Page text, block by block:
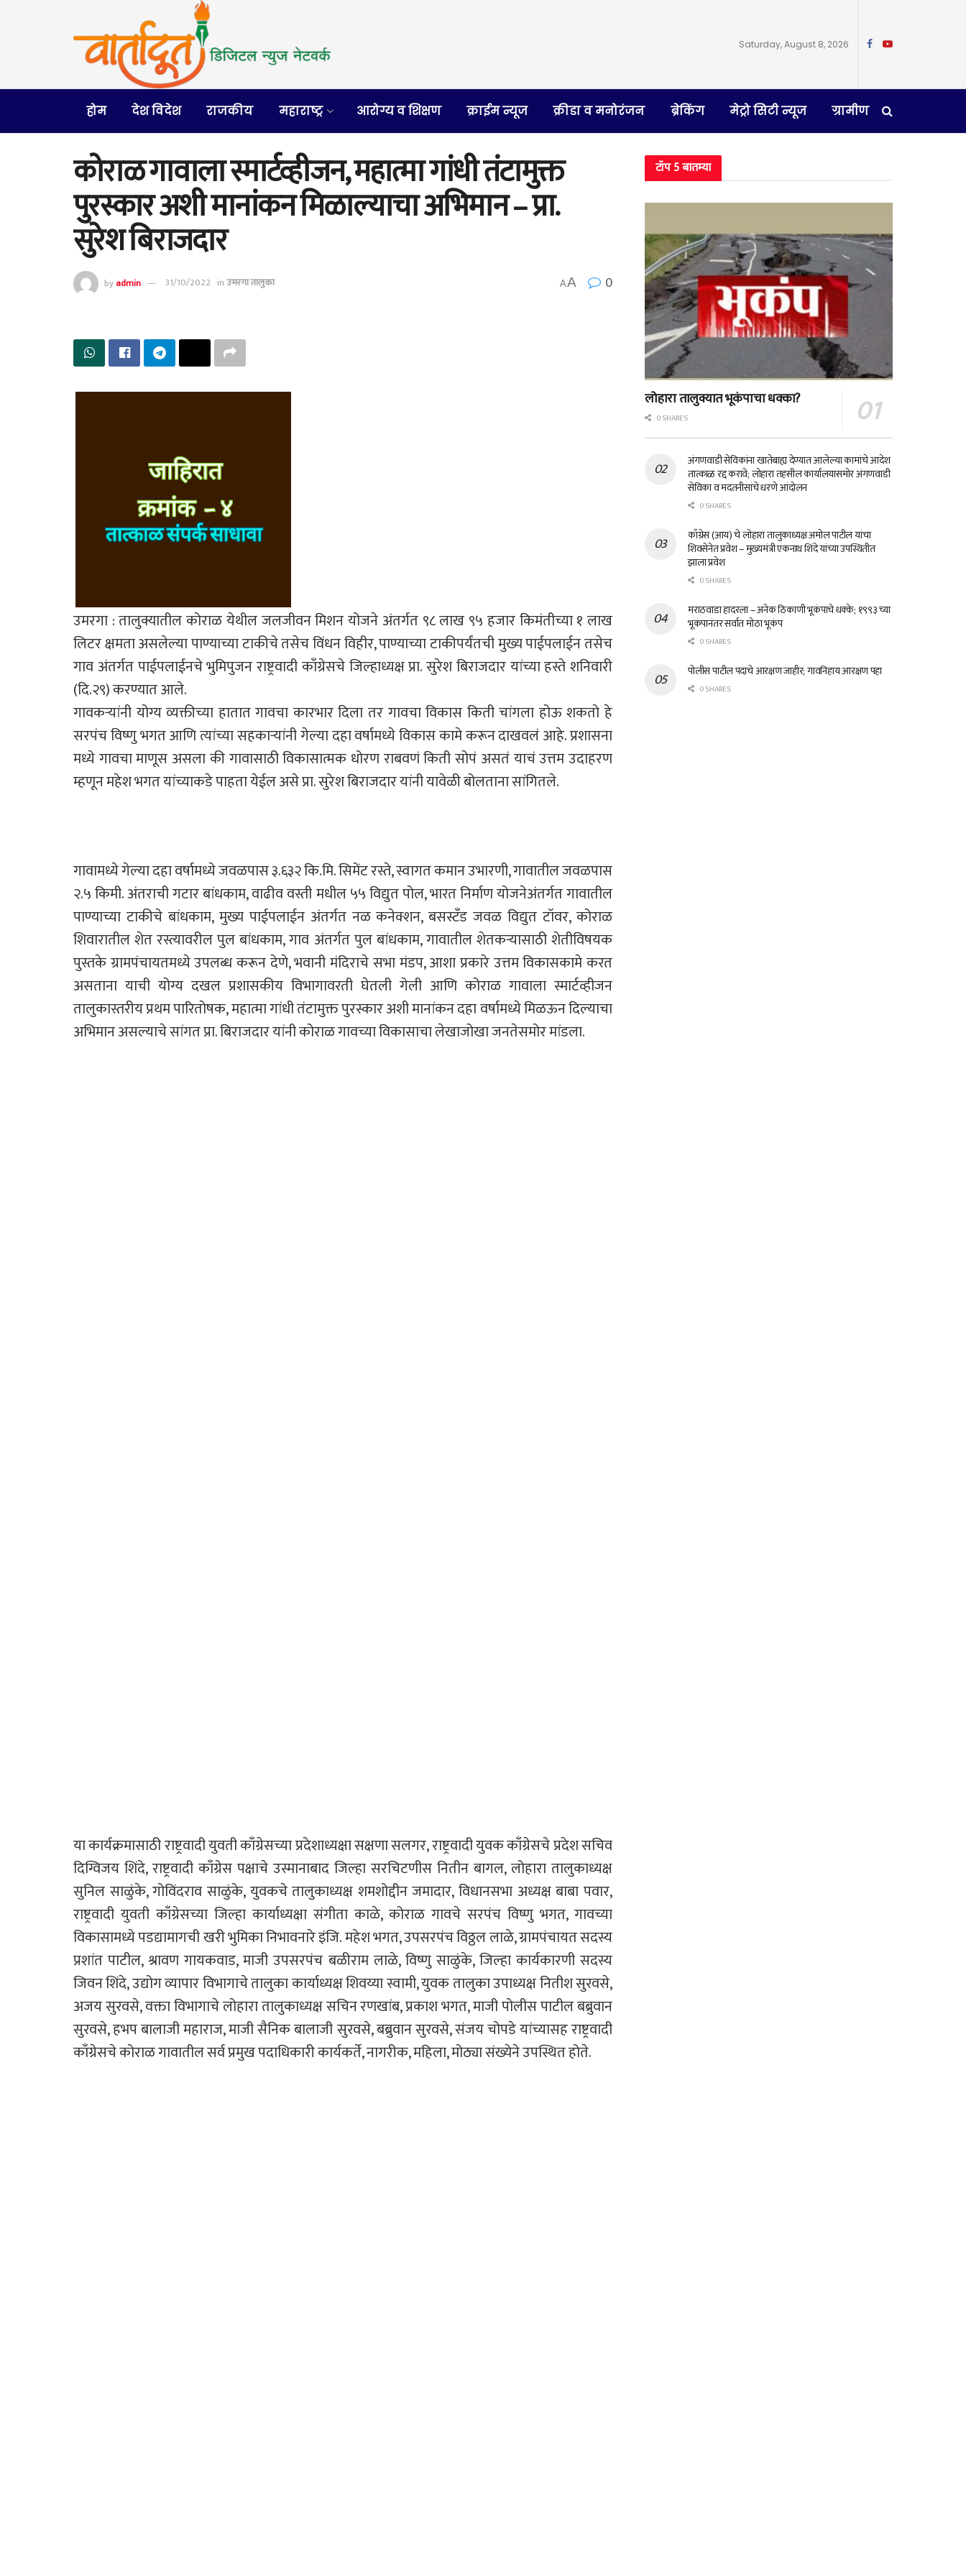
Saturday, August 8, 2026
होम देश विदेश राजकीय महाराष्ट्र आरोग्य व शिक्षण क्राईम न्यूज क्रीडा व मनोरंजन ब्रेकिंग मेट्रो सिटी न्यूज ग्रामीण
कोराळ गावाला स्मार्टव्हीजन, महात्मा गांधी तंटामुक्त
पुरस्कार अशी मानांकन मिळाल्याचा अभिमान – प्रा.
सुरेश बिराजदार
byadmin 31/10/2022 inउमरगा तालुका AA 0
उमरगा : तालुक्यातील कोराळ येथील जलजीवन मिशन योजने अंतर्गत ९८ लाख ९५ हजार किमंतीच्या १ लाख
लिटर क्षमता असलेल्या पाण्याच्या टाकीचे तसेच विंधन विहीर, पाण्याच्या टाकीपर्यंतची मुख्य पाईपलाईन तसेच
गाव अंतर्गत पाईपलाईनचे भुमिपुजन राष्ट्रवादी काँग्रेसचे जिल्हाध्यक्ष प्रा. सुरेश बिराजदार यांच्या हस्ते शनिवारी
(दि.२९) करण्यात आले.
गावकऱ्यांनी योग्य व्यक्तीच्या हातात गावचा कारभार दिला तर गावचा विकास किती चांगला होऊ शकतो हे
सरपंच विष्णु भगत आणि त्यांच्या सहकाऱ्यांनी गेल्या दहा वर्षामध्ये विकास कामे करून दाखवलं आहे. प्रशासना
मध्ये गावचा माणूस असला की गावासाठी विकासात्मक धोरण राबवणं किती सोपं असतं याचं उत्तम उदाहरण
म्हणून महेश भगत यांच्याकडे पाहता येईल असे प्रा. सुरेश बिराजदार यांनी यावेळी बोलताना सांगितले.
गावामध्ये गेल्या दहा वर्षामध्ये जवळपास ३.६३२ कि.मि. सिमेंट रस्ते, स्वागत कमान उभारणी, गावातील जवळपास
२.५ किमी. अंतराची गटार बांधकाम, वाढीव वस्ती मधील ५५ विद्युत पोल, भारत निर्माण योजनेअंतर्गत गावातील
पाण्याच्या टाकीचे बांधकाम, मुख्य पाईपलाईन अंतर्गत नळ कनेक्शन, बसस्टँड जवळ विद्युत टॉवर, कोराळ
शिवारातील शेत रस्त्यावरील पुल बांधकाम, गाव अंतर्गत पुल बांधकाम, गावातील शेतकऱ्यासाठी शेतीविषयक
पुस्तके ग्रामपंचायतमध्ये उपलब्ध करून देणे, भवानी मंदिराचे सभा मंडप, आशा प्रकारे उत्तम विकासकामे करत
असताना याची योग्य दखल प्रशासकीय विभागावरती घेतली गेली आणि कोराळ गावाला स्मार्टव्हीजन
तालुकास्तरीय प्रथम पारितोषक, महात्मा गांधी तंटामुक्त पुरस्कार अशी मानांकन दहा वर्षामध्ये मिळऊन दिल्याचा
अभिमान असल्याचे सांगत प्रा. बिराजदार यांनी कोराळ गावच्या विकासाचा लेखाजोखा जनतेसमोर मांडला.
या कार्यक्रमासाठी राष्ट्रवादी युवती काँग्रेसच्या प्रदेशाध्यक्षा सक्षणा सलगर, राष्ट्रवादी युवक काँग्रेसचे प्रदेश सचिव
दिग्विजय शिंदे, राष्ट्रवादी काँग्रेस पक्षाचे उस्मानाबाद जिल्हा सरचिटणीस नितीन बागल, लोहारा तालुकाध्यक्ष
सुनिल साळुंके, गोविंदराव साळुंके, युवकचे तालुकाध्यक्ष शमशोद्दीन जमादार, विधानसभा अध्यक्ष बाबा पवार,
राष्ट्रवादी युवती काँग्रेसच्या जिल्हा कार्याध्यक्षा संगीता काळे, कोराळ गावचे सरपंच विष्णु भगत, गावच्या
विकासामध्ये पडद्यामागची खरी भुमिका निभावनारे इंजि. महेश भगत, उपसरपंच विठ्ठल लाळे, ग्रामपंचायत सदस्य
प्रशांत पाटील, श्रावण गायकवाड, माजी उपसरपंच बळीराम लाळे, विष्णु साळुंके, जिल्हा कार्यकारणी सदस्य
जिवन शिंदे, उद्योग व्यापार विभागाचे तालुका कार्याध्यक्ष शिवय्या स्वामी, युवक तालुका उपाध्यक्ष नितीश सुरवसे,
अजय सुरवसे, वक्ता विभागाचे लोहारा तालुकाध्यक्ष सचिन रणखांब, प्रकाश भगत, माजी पोलीस पाटील बब्रुवान
सुरवसे, हभप बालाजी महाराज, माजी सैनिक बालाजी सुरवसे, बब्रुवान सुरवसे, संजय चोपडे यांच्यासह राष्ट्रवादी
काँग्रेसचे कोराळ गावातील सर्व प्रमुख पदाधिकारी कार्यकर्ते, नागरीक, महिला, मोठ्या संख्येने उपस्थित होते.
टॉप 5 बातम्या
लोहारा तालुक्यात भूकंपाचा धक्का?
0 SHARES
अंगणवाडी सेविकांना खातेबाह्य देण्यात आलेल्या कामांचे आदेश
तात्काळ रद्द करावे; लोहारा तहसील कार्यालयासमोर अंगणवाडी
सेविका व मदतनीसांचे धरणे आंदोलन
0 SHARES
काँग्रेस (आय) चे लोहारा तालुकाध्यक्ष अमोल पाटील यांचा
शिवसेनेत प्रवेश – मुख्यमंत्री एकनाथ शिंदे यांच्या उपस्थितीत
झाला प्रवेश
0 SHARES
मराठवाडा हादरला – अनेक ठिकाणी भूकंपाचे धक्के; १९९३ च्या
भूकंपानंतर सर्वात मोठा भूकंप
0 SHARES
पोलीस पाटील पदाचे आरक्षण जाहीर; गावनिहाय आरक्षण पहा
0 SHARES